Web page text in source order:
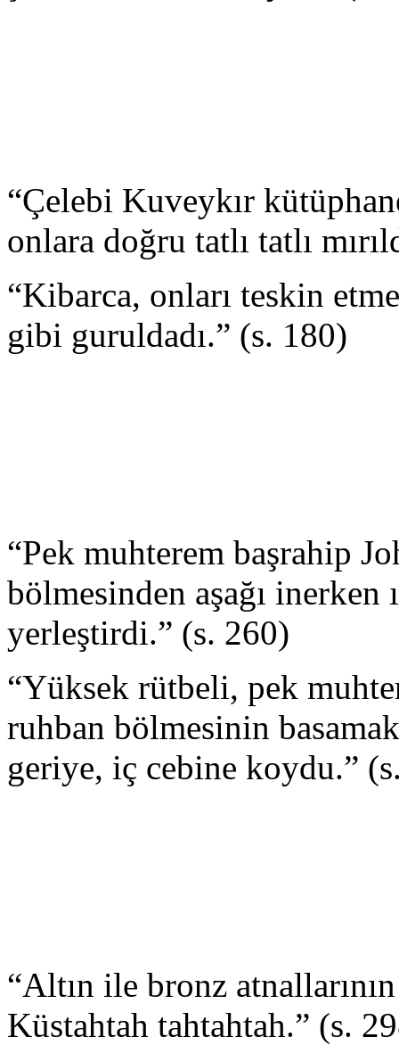
“Çelebi Kuveykır
onlara doğru tatlı tatlı
“Kibarca, onları teskin
gibi guruldadı.” (s. 180)
“Pek muhterem başrahip
bölmesinden aşağı inerken
yerleştirdi.” (s. 260)
“Yüksek rütbeli, pek
ruhban bölmesinin
geriye, iç cebine koydu.”
“Altın ile bronz
Küstahtah tahtahtah.” (s.